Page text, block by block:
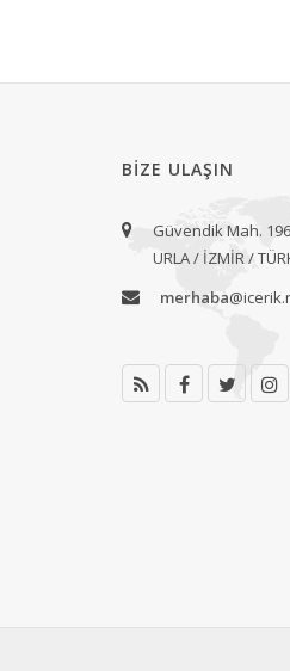
BIZE ULAŞIN
Güvendik Mah.
URLA / İZMİR /
merhaba